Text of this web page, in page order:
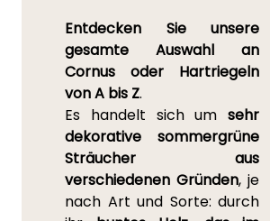
Entdecken Sie unsere
gesamte Auswahl an
Cornus oder Hartriegeln
von A bis Z.
Es handelt sich um sehr
dekorative sommergrüne
Sträucher aus
verschiedenen Gründen, je
nach Art und Sorte: durch